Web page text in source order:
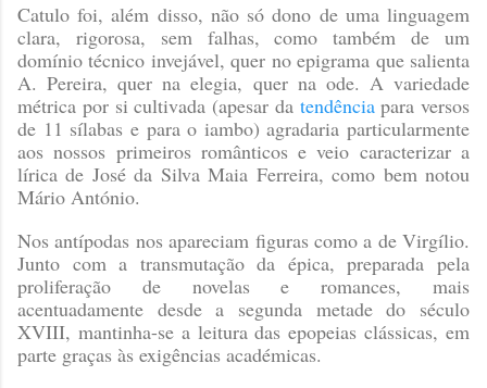
Catulo foi, além disso, não só dono de uma linguagem
clara, rigorosa, sem falhas, como também de um
domínio técnico invejável, quer no epigrama que salienta
A. Pereira, quer na elegia, quer na ode. A variedade
métrica por si cultivada (apesar da tendênciapara versos
de 11 sílabas e para o iambo) agradaria particularmente
aos nossos primeiros românticos e veio caracterizar a
lírica de José da Silva Maia Ferreira, como bem notou
Mário António.
Nos antípodas nos apareciam figuras como a de Virgílio.
Junto com a transmutação da épica, preparada pela
proliferação de novelas e romances, mais
acentuadamente desde a segunda metade do século
XVIII, mantinha-se a leitura das epopeias clássicas, em
parte graças às exigências académicas.